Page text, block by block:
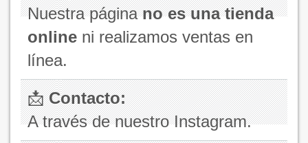
Nuestra páginano es una tienda
online ni realizamos ventas en
línea.
📩Contacto:
A través de nuestro Instagram.